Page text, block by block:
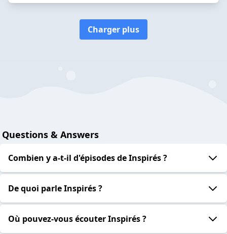
Charger plus
Questions & Answers
Combien y a-t-il d'épisodes de Inspirés ?
De quoi parle Inspirés ?
Où pouvez-vous écouter Inspirés ?